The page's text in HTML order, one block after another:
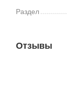
Раздел
Отзывы